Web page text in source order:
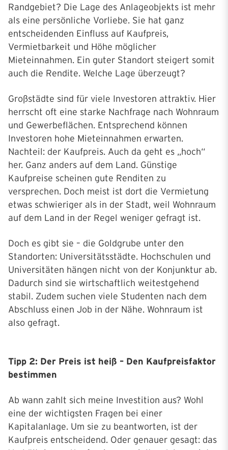
Randgebiet? Die Lage des Anlageobjekts ist mehr
als eine persönliche Vorliebe. Sie hat ganz
entscheidenden Einfluss auf Kaufpreis,
Vermietbarkeit und Höhe möglicher
Mieteinnahmen. Ein guter Standort steigert somit
auch die Rendite. Welche Lage überzeugt?
Großstädte sind für viele Investoren attraktiv. Hier
herrscht oft eine starke Nachfrage nach Wohnraum
und Gewerbeflächen. Entsprechend können
Investoren hohe Mieteinnahmen erwarten.
Nachteil: der Kaufpreis. Auch da geht es „hoch“
her. Ganz anders auf dem Land. Günstige
Kaufpreise scheinen gute Renditen zu
versprechen. Doch meist ist dort die Vermietung
etwas schwieriger als in der Stadt, weil Wohnraum
auf dem Land in der Regel weniger gefragt ist.
Doch es gibt sie – die Goldgrube unter den
Standorten: Universitätsstädte. Hochschulen und
Universitäten hängen nicht von der Konjunktur ab.
Dadurch sind sie wirtschaftlich weitestgehend
stabil. Zudem suchen viele Studenten nach dem
Abschluss einen Job in der Nähe. Wohnraum ist
also gefragt.
Tipp 2: Der Preis ist heiß – Den Kaufpreisfaktor
bestimmen
Ab wann zahlt sich meine Investition aus? Wohl
eine der wichtigsten Fragen bei einer
Kapitalanlage. Um sie zu beantworten, ist der
Kaufpreis entscheidend. Oder genauer gesagt: das